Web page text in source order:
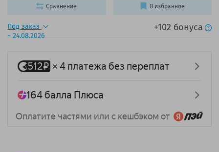
Под заказ
~ 24.08.2026
+102 бонуса
Сравнение В избранное